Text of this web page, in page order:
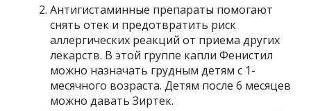
Антигистаминные препараты помогают
снять отек и предотвратить риск
аллергических реакций от приема других
лекарств. В этой группе капли Фенистил
можно назначать грудным детям с 1-
месячного возраста. Детям после 6 месяцев
можно давать Зиртек.